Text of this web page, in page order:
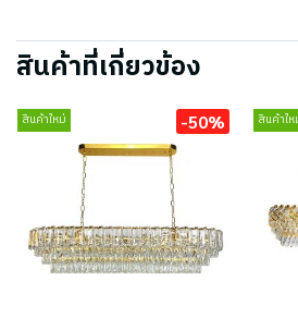
สินค้าที่เกี่ยวข้อง
สินค้าใหม่ -50% สินค้าให